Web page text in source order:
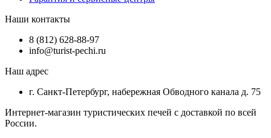
Наши контакты
8 (812) 628-88-97
info@turist-pechi.ru
Наш адрес
г. Санкт-Петербург, набережная Обводного канала д. 75
Интернет-магазин туристических печей с доставкой по всей
России.